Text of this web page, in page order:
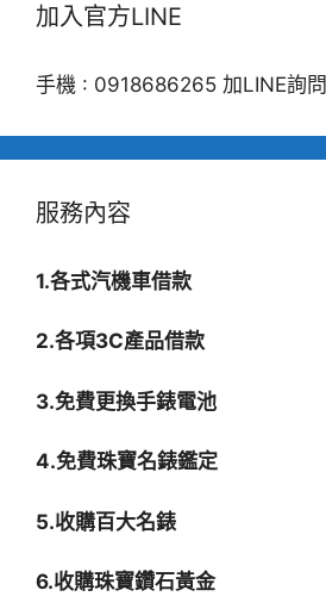
加入官方LINE
手機 : 0918686265 加LINE詢問
服務內容
1.各式汽機車借款
2.各項3C產品借款
3.免費更換手錶電池
4.免費珠寶名錶鑑定
5.收購百大名錶
6.收購珠寶鑽石黃金